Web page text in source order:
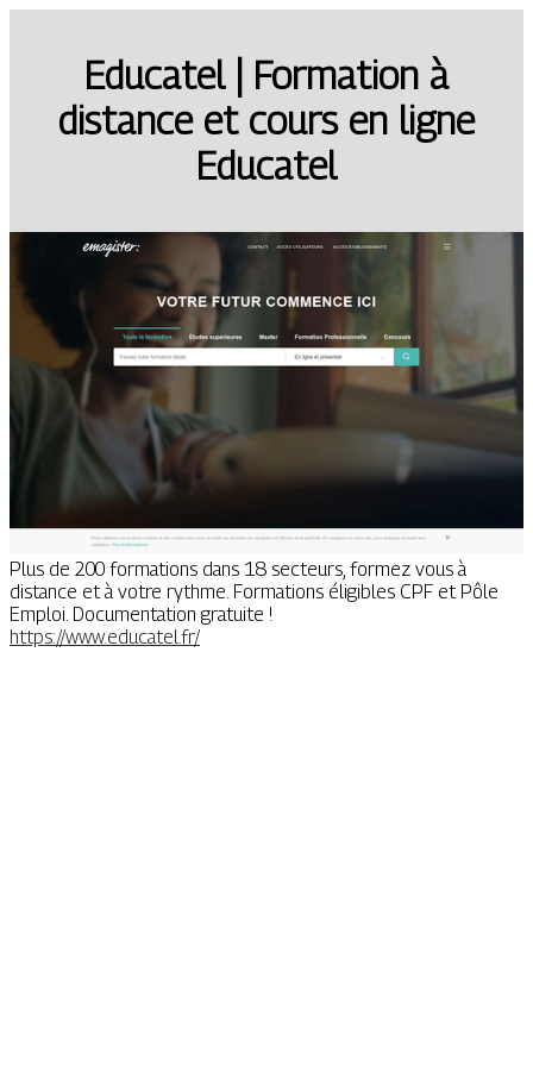
Educatel | Formation à
distance et cours en ligne
Educatel
Plus de 200 formations dans 18 secteurs, formez vous à
distance et à votre rythme. Formations éligibles CPF et Pôle
Emploi. Documentation gratuite !
https://www.educatel.fr/